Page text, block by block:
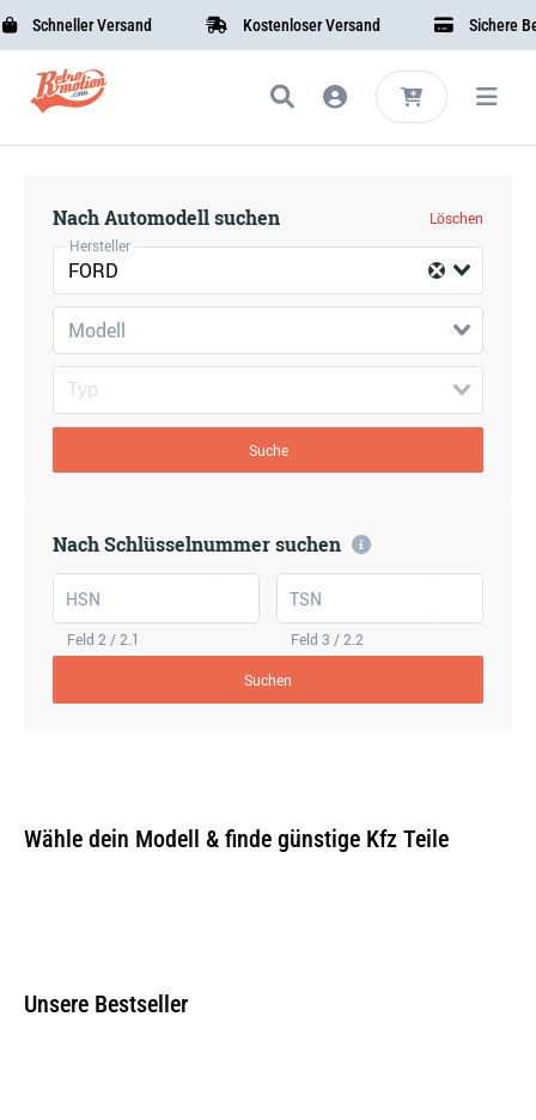
Schneller Versand Kostenloser Versand Sichere
Nach Automodell suchen
Löschen
Hersteller
FORD
Modell
Suche
Nach Schlüsselnummer suchen
HSN
Feld 2 / 2.1
TSN
Feld 3 / 2.2
Suchen
Wähle dein Modell & finde günstige Kfz Teile
Unsere Bestseller